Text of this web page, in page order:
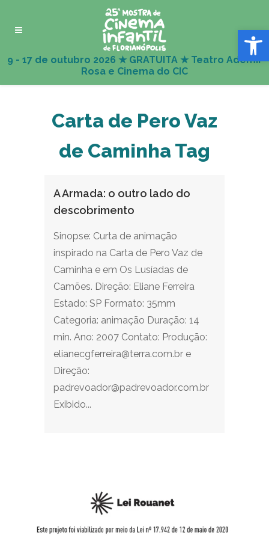
Abrir
Carta de Pero Vaz
de Caminha Tag
A Armada: o outro lado do
descobrimento
Sinopse: Curta de animação
inspirado na Carta de Pero Vaz de
Caminha e em Os Lusíadas de
Camões. Direção: Eliane Ferreira
Estado: SP Formato: 35mm
Categoria: animação Duração: 14
min. Ano: 2007 Contato: Produção:
elianecgferreira@terra.com.br e
Direção:
padrevoador@padrevoador.com.br
Exibido...